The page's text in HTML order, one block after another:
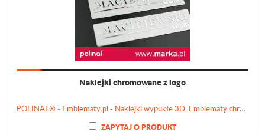
Naklejki chromowane z logo
POLINAL® - Emblematy.pl - Naklejki wypukłe 3D, Emblematy chromowane, Tabliczki, Etykiety
ZAPYTAJ O PRODUKT